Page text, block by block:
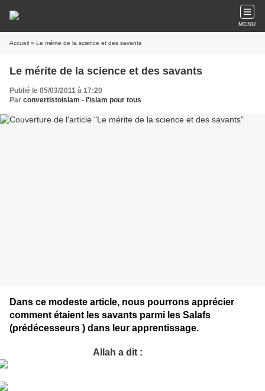
MENU
Accueil » Le mérite de la science et des savants
Le mérite de la science et des savants
Publié le 05/03/2011 à 17:20
Par convertistoislam - l'islam pour tous
Dans ce modeste article, nous pourrons apprécier
comment étaient les savants parmi les Salafs
(prédécesseurs ) dans leur apprentissage.
Allah a dit :